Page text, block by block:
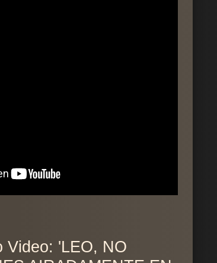
Video: 'LEO, NO